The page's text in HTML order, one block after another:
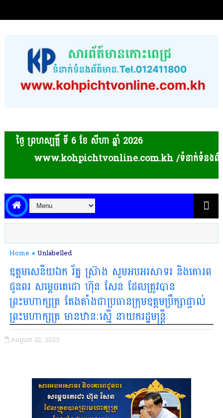
ថ្ងៃ ព្រហស្បត្ដិ៍ ទី 6​ ខែ សីហា ឆ្នាំ 2026
www.kohpichtvonline.com.kh /ទំនាក់ទំនងព័ត៌មាន
Home Unlabelled
ឧត្តមសេនីយឯក រ័ត្ន ស្រ៊ាង សូមអបអរសាទរ និងគោរព
ជូនពរ សម្តេចតេជោ ហ៊ុន សែន ដែលត្រូវបាន
ព្រះមហាក្សត្រ តែងតាំងជាប្រធានក្រុមឧត្តមប្រឹក្សាផ្ទាល់
ព្រះមហាក្សត្រ មានឋានៈស្មើ នាយករដ្ឋមន្ដ្រី
August 22, 2023